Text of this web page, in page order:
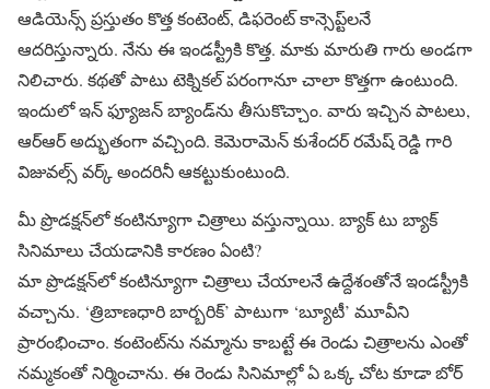
ఆడియెన్స్ ప్రస్తుతం కొత్త కంటెంట్, డిఫరెంట్ కాన్సెప్ట్‌లనే
ఆదరిస్తున్నారు. నేను ఈ ఇండస్ట్రీకి కొత్త. మాకు మారుతి గారు అండగా
నిలిచారు. కథతో పాటు టెక్నికల్ పరంగానూ చాలా కొత్తగా ఉంటుంది.
ఇందులో ఇన్ ఫ్యూజన్ బ్యాండ్‌ను తీసుకొచ్చాం. వారు ఇచ్చిన పాటలు,
ఆర్ఆర్ అద్భుతంగా వచ్చింది. కెమెరామెన్ కుశేందర్ రమేష్ రెడ్డి గారి
విజువల్స్ వర్క్ అందరినీ ఆకట్టుకుంటుంది.
మీ ప్రొడక్షన్‌లో కంటిన్యూగా చిత్రాలు వస్తున్నాయి. బ్యాక్ టు బ్యాక్
సినిమాలు చేయడానికి కారణం ఏంటి?
మా ప్రొడక్షన్‌‌లో కంటిన్యూగా చిత్రాలు చేయాలనే ఉద్దేశంతోనే ఇండస్ట్రీకి
వచ్చాను. ‘త్రిబాణధారి బార్బరిక్‌’ పాటుగా ‘బ్యూటీ’ మూవీని
ప్రారంభించాం. కంటెంట్‌ను నమ్మాను కాబట్టే ఈ రెండు చిత్రాలను ఎంతో
నమ్మకంతో నిర్మించాను. ఈ రెండు సినిమాల్లో ఏ ఒక్క చోట కూడా బోర్